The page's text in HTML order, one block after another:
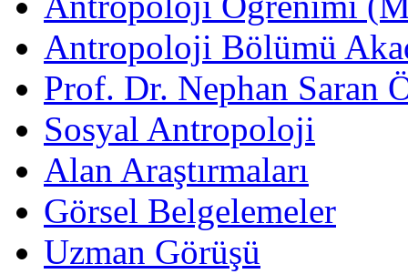
Antropoloji Bölümü
Prof. Dr. Nephan Saran
Sosyal Antropoloji
Alan Araştırmaları
Görsel Belgelemeler
Uzman Görüşü